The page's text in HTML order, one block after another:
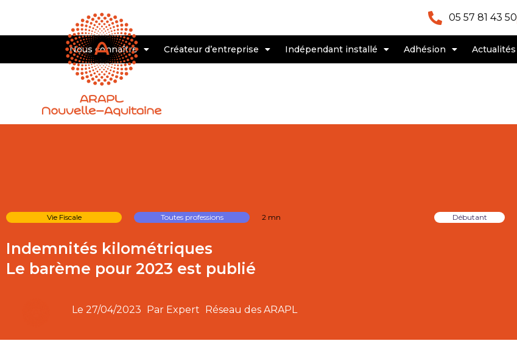
05 57 81 43 50
Nous connaître Créateur d’entreprise Indépendant installé Adhésion Actualités
Vie Fiscale Toutes professions 2 mn Débutant
Indemnités kilométriques
Le barème pour 2023 est publié
Le 27/04/2023 Par Expert Réseau des ARAPL